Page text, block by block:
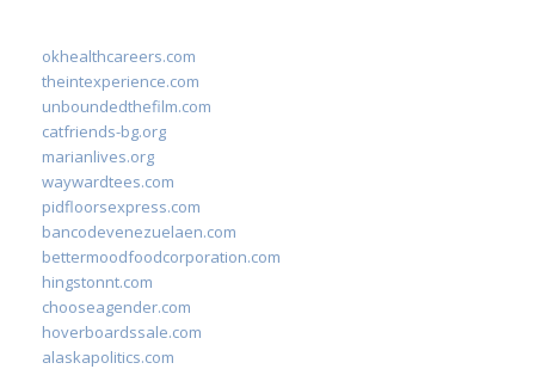
okhealthcareers.com
theintexperience.com
unboundedthefilm.com
catfriends-bg.org
marianlives.org
waywardtees.com
pidfloorsexpress.com
bancodevenezuelaen.com
bettermoodfoodcorporation.com
hingstonnt.com
chooseagender.com
hoverboardssale.com
alaskapolitics.com